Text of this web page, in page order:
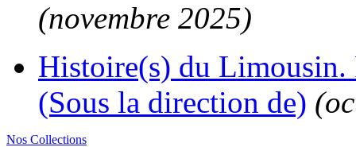
(novembre 2025)
Histoire(s) du Limousin.
(Sous la direction de)
Nos Collections